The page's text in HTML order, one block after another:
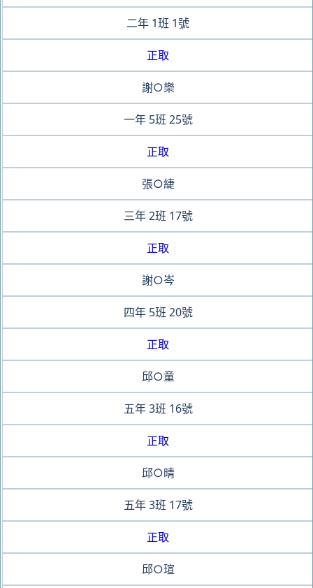
二年 1班 1號
正取
謝○樂
一年 5班 25號
正取
張○緁
三年 2班 17號
正取
謝○岑
四年 5班 20號
正取
邱○童
五年 3班 16號
正取
邱○晴
五年 3班 17號
正取
邱○瑄